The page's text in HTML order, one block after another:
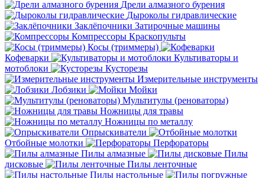
Дрели алмазного бурения
Дыроколы гидравлические
Заклёпочники Затирочные машины
Компрессоры Краскопульты
Косы (триммеры)
Кофеварки
Культиваторы и
мотоблоки
Кусторезы
Измерительные инструменты
Лобзики
Мойки
Мультитулы (реноваторы)
Ножницы для травы
Ножницы по металлу
Опрыскиватели
Отбойные молотки
Перфораторы
Пилы алмазные
Пилы
дисковые
Пилы ленточные
Пилы настольные